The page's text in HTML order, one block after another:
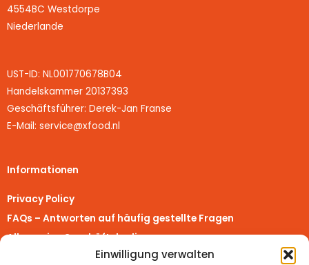
Einwilligung verwalten
4554BC Westdorpe
Niederlande
UST-ID: NL001770678B04
Handelskammer 20137393
Geschäftsführer: Derek-Jan Franse
E-Mail: service@xfood.nl
Informationen
Privacy Policy
FAQs – Antworten auf häufig gestellte Fragen
Allgemeine Geschäftsbedingungen
Richtlinie für Rückerstattungen und Rückgaben